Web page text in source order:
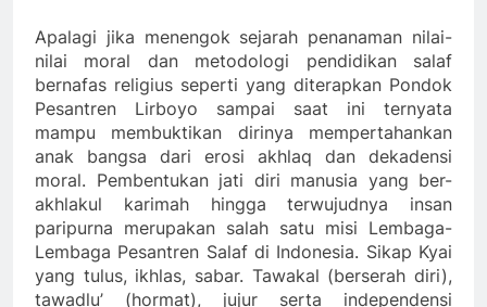
Apalagi jika menengok sejarah penanaman nilai-
nilai moral dan metodologi pendidikan salaf
bernafas religius seperti yang diterapkan Pondok
Pesantren Lirboyo sampai saat ini ternyata
mampu membuktikan dirinya mempertahankan
anak bangsa dari erosi akhlaq dan dekadensi
moral. Pembentukan jati diri manusia yang ber-
akhlakul karimah hingga terwujudnya insan
paripurna merupakan salah satu misi Lembaga-
Lembaga Pesantren Salaf di Indonesia. Sikap Kyai
yang tulus, ikhlas, sabar. Tawakal (berserah diri),
tawadlu’ (hormat), jujur serta independensi